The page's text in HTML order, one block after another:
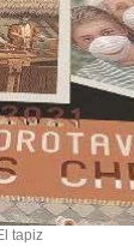
tapiz